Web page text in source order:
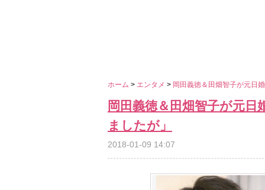
ホーム > エンタメ > 岡田義徳＆田畑智子が元日
岡田義徳＆田畑智子が元
ましたが」
2018-01-09 14:07